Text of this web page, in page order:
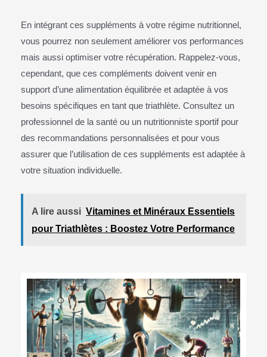
En intégrant ces suppléments à votre régime nutritionnel,
vous pourrez non seulement améliorer vos performances
mais aussi optimiser votre récupération. Rappelez-vous,
cependant, que ces compléments doivent venir en
support d’une alimentation équilibrée et adaptée à vos
besoins spécifiques en tant que triathlète. Consultez un
professionnel de la santé ou un nutritionniste sportif pour
des recommandations personnalisées et pour vous
assurer que l’utilisation de ces suppléments est adaptée à
votre situation individuelle.
A lire aussi Vitamines et Minéraux Essentiels
pour Triathlètes : Boostez Votre Performance